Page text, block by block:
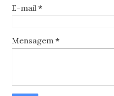
E-mail *
Mensagem *